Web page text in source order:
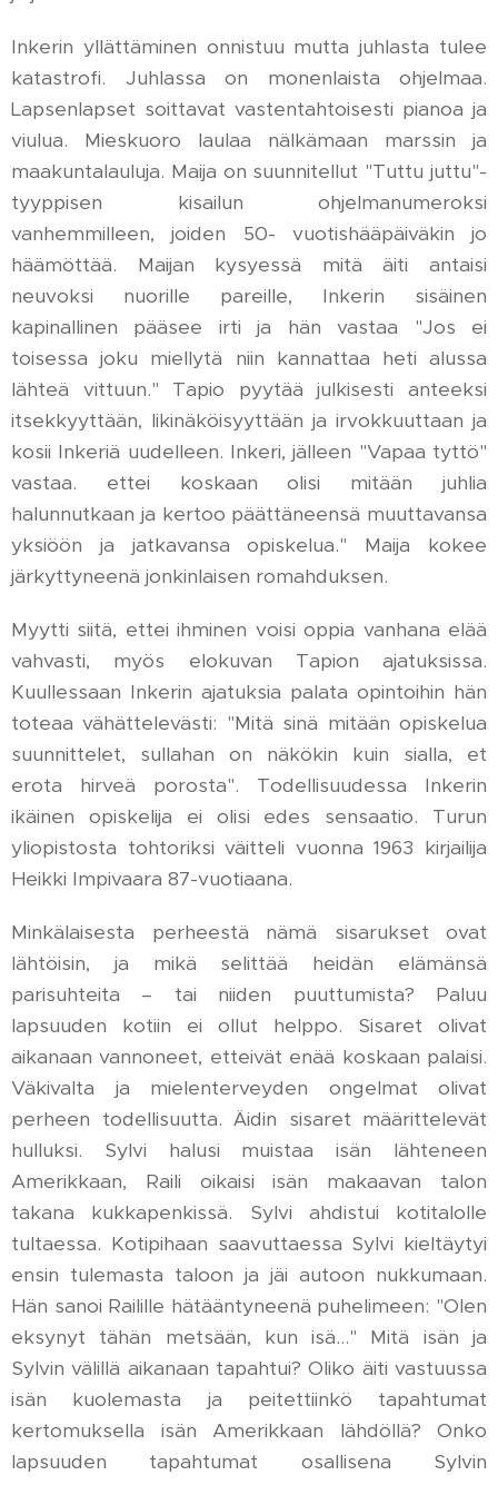
Inkerin yllättäminen onnistuu mutta juhlasta tulee
katastrofi. Juhlassa on monenlaista ohjelmaa.
Lapsenlapset soittavat vastentahtoisesti pianoa ja
viulua. Mieskuoro laulaa nälkämaan marssin ja
maakuntalauluja. Maija on suunnitellut "Tuttu juttu"-
tyyppisen kisailun ohjelmanumeroksi
vanhemmilleen, joiden 50- vuotishääpäiväkin jo
häämöttää. Maijan kysyessä mitä äiti antaisi
neuvoksi nuorille pareille, Inkerin sisäinen
kapinallinen pääsee irti ja hän vastaa "Jos ei
toisessa joku miellytä niin kannattaa heti alussa
lähteä vittuun." Tapio pyytää julkisesti anteeksi
itsekkyyttään, likinäköisyyttään ja irvokkuuttaan ja
kosii Inkeriä uudelleen. Inkeri, jälleen "Vapaa tyttö"
vastaa. ettei koskaan olisi mitään juhlia
halunnutkaan ja kertoo päättäneensä muuttavansa
yksiöön ja jatkavansa opiskelua." Maija kokee
järkyttyneenä jonkinlaisen romahduksen.
Myytti siitä, ettei ihminen voisi oppia vanhana elää
vahvasti, myös elokuvan Tapion ajatuksissa.
Kuullessaan Inkerin ajatuksia palata opintoihin hän
toteaa vähättelevästi: "Mitä sinä mitään opiskelua
suunnittelet, sullahan on näkökin kuin sialla, et
erota hirveä porosta". Todellisuudessa Inkerin
ikäinen opiskelija ei olisi edes sensaatio. Turun
yliopistosta tohtoriksi väitteli vuonna 1963 kirjailija
Heikki Impivaara 87-vuotiaana.
Minkälaisesta perheestä nämä sisarukset ovat
lähtöisin, ja mikä selittää heidän elämänsä
parisuhteita – tai niiden puuttumista? Paluu
lapsuuden kotiin ei ollut helppo. Sisaret olivat
aikanaan vannoneet, etteivät enää koskaan palaisi.
Väkivalta ja mielenterveyden ongelmat olivat
perheen todellisuutta. Äidin sisaret määrittelevät
hulluksi. Sylvi halusi muistaa isän lähteneen
Amerikkaan, Raili oikaisi isän makaavan talon
takana kukkapenkissä. Sylvi ahdistui kotitalolle
tultaessa. Kotipihaan saavuttaessa Sylvi kieltäytyi
ensin tulemasta taloon ja jäi autoon nukkumaan.
Hän sanoi Railille hätääntyneenä puhelimeen: "Olen
eksynyt tähän metsään, kun isä…" Mitä isän ja
Sylvin välillä aikanaan tapahtui? Oliko äiti vastuussa
isän kuolemasta ja peitettiinkö tapahtumat
kertomuksella isän Amerikkaan lähdöllä? Onko
lapsuuden tapahtumat osallisena Sylvin